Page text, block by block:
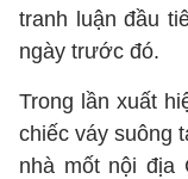
tranh luận đầu
ngày trước đó.
Trong lần xuất
chiếc váy suông
nhà mốt nội địa